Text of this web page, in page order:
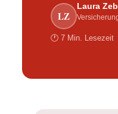
LZ
Laura
🕐 7 Min. Lesezeit